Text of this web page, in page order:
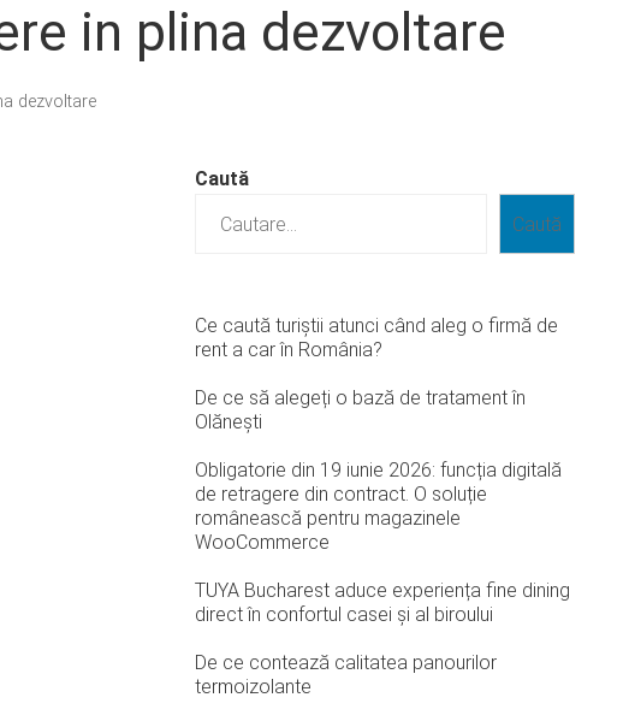
in plina dezvoltare
dezvoltare
Caută
Caută
Ce caută turiștii atunci când aleg o firmă de
rent a car în România?
De ce să alegeți o bază de tratament în
Olănești
Obligatorie din 19 iunie 2026: funcția digitală
de retragere din contract. O soluție
românească pentru magazinele
WooCommerce
TUYA Bucharest aduce experiența fine dining
direct în confortul casei și al biroului
De ce contează calitatea panourilor
termoizolante